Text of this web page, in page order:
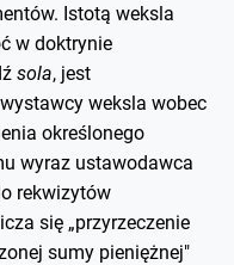
Istotą weksla
w doktrynie
sola, jest
weksla wobec
określonego
wyraz ustawodawca
rekwizytów
się „przyrzeczenie
sumy pieniężnej"